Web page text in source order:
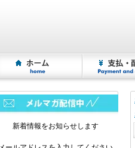
新着情報をお知らせします